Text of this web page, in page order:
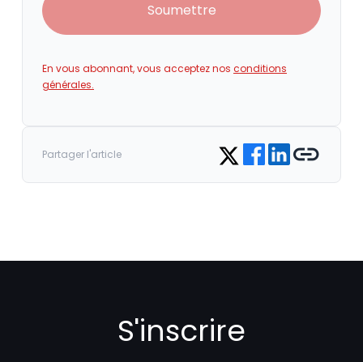
Soumettre
En vous abonnant, vous acceptez nos conditions
générales.
Partager l'article Share on Twitter
Share on Facebook
Share on LinkedIn
Copy link
S'inscrire